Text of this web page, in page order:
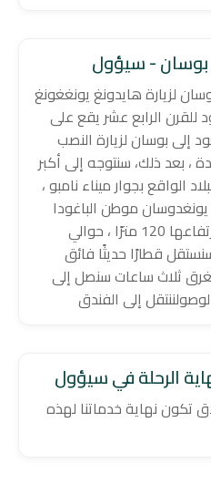
بوسان - سيؤول
لزيارة هايدونغ يونغغونغ
الرابع عشر يقع على
إلى بوسان لزيارة النصب
، بعد ذلك، سنتوجه إلى أكبر
الواقع بجوار ميناء نامبو ،
موطن الباغودا
الشاهقة التي يبلغ ارتفاعها 120 مترًا ، حوالي
مساءً سنستقل قطارًا حديثًا فائق
ثلاث ساعات سنصل إلى
إلى الفندق
الرحلة في سيؤول
تكون نهاية خدماتنا لهذه